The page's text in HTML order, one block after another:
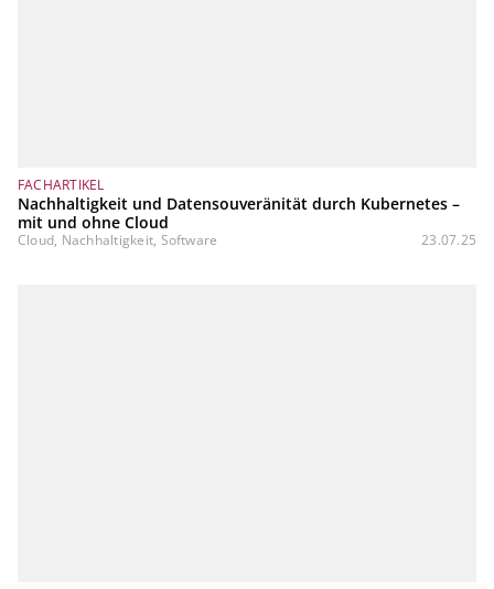
FACHARTIKEL
Nachhaltigkeit und Datensouveränität durch Kubernetes –
mit und ohne Cloud
Cloud, Nachhaltigkeit, Software 23.07.25